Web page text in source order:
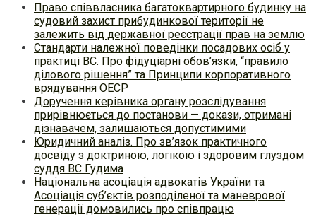
Право співвласника багатоквартирного будинку на
судовий захист прибудинкової території не
залежить від державної реєстрації прав на землю
Стандарти належної поведінки посадових осіб у
практиці ВC. Про фідуціарні обов’язки, “правило
ділового рішення” та Принципи корпоративного
врядування ОЕСР
Доручення керівника органу розслідування
прирівнюється до постанови — докази, отримані
дізнавачем, залишаються допустимими
Юридичний аналіз. Про зв’язок практичного
досвіду з доктриною, логікою і здоровим глуздом
суддя ВС Гудима
Національна асоціація адвокатів України та
Асоціація суб’єктів розподіленої та маневрової
генерації домовились про співпрацю